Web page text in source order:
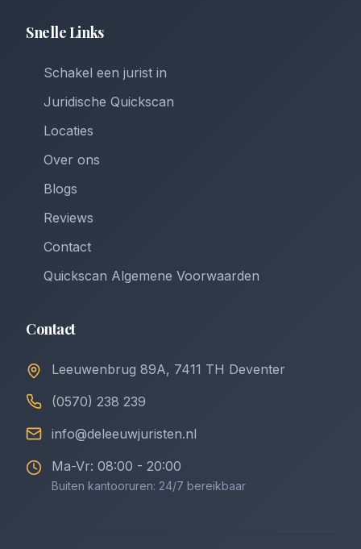
Snelle Links
Schakel een jurist in
Juridische Quickscan
Locaties
Over ons
Blogs
Reviews
Contact
Quickscan Algemene Voorwaarden
Contact
Leeuwenbrug 89A, 7411 TH Deventer
(0570) 238 239
info@deleeuwjuristen.nl
Ma-Vr: 08:00 - 20:00
Buiten kantooruren: 24/7 bereikbaar